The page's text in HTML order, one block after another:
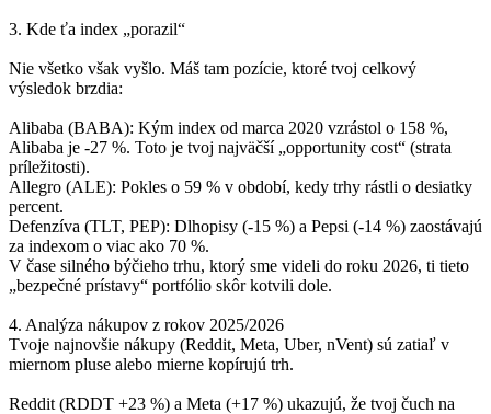
3. Kde ťa index „porazil“
Nie všetko však vyšlo. Máš tam pozície, ktoré tvoj celkový
výsledok brzdia:
Alibaba (BABA): Kým index od marca 2020 vzrástol o 158 %,
Alibaba je -27 %. Toto je tvoj najväčší „opportunity cost“ (strata
príležitosti).
Allegro (ALE): Pokles o 59 % v období, kedy trhy rástli o desiatky
percent.
Defenzíva (TLT, PEP): Dlhopisy (-15 %) a Pepsi (-14 %) zaostávajú
za indexom o viac ako 70 %.
V čase silného býčieho trhu, ktorý sme videli do roku 2026, ti tieto
„bezpečné prístavy“ portfólio skôr kotvili dole.
4. Analýza nákupov z rokov 2025/2026
Tvoje najnovšie nákupy (Reddit, Meta, Uber, nVent) sú zatiaľ v
miernom pluse alebo mierne kopírujú trh.
Reddit (RDDT +23 %) a Meta (+17 %) ukazujú, že tvoj čuch na